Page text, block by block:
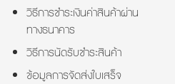
วิธีการชำระเงินค่าสินค้าผ่าน
ทางธนาคาร
วิธีการนัดรับชำระสินค้า
ข้อมูลการจัดส่งใบเสร็จ